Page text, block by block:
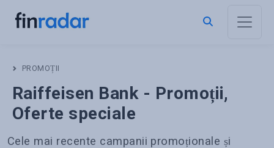
PROMOȚII
Raiffeisen Bank - Promoții,
Oferte speciale
Cele mai recente campanii promoționale și